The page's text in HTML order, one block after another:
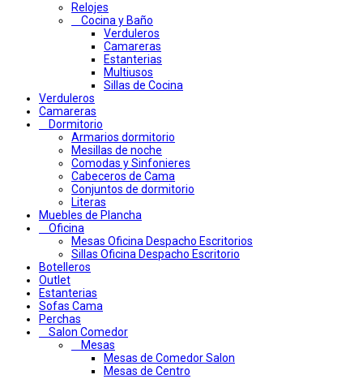
Relojes
Cocina y Baño
Verduleros
Camareras
Estanterias
Multiusos
Sillas de Cocina
Verduleros
Camareras
Dormitorio
Armarios dormitorio
Mesillas de noche
Comodas y Sinfonieres
Cabeceros de Cama
Conjuntos de dormitorio
Literas
Muebles de Plancha
Oficina
Mesas Oficina Despacho Escritorios
Sillas Oficina Despacho Escritorio
Botelleros
Outlet
Estanterias
Sofas Cama
Perchas
Salon Comedor
Mesas
Mesas de Comedor Salon
Mesas de Centro